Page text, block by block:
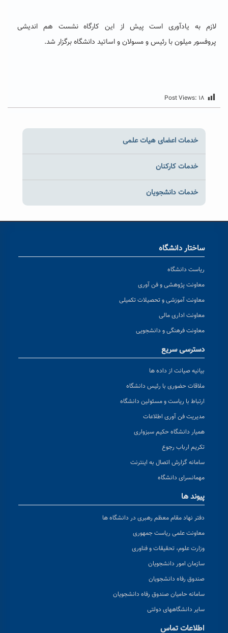
لازم به یادآوری است پیش از این کارگاه نشست هم اندیشی
پروفسور میلون با رئیس و مسولان و اساتید دانشگاه برگزار شد.
Post Views: ۱۸
خدمات اعضای هیات علمی
خدمات کارکنان
خدمات دانشجویان
ساختار دانشگاه
ریاست دانشگاه
معاونت پژوهشی و فن آوری
معاونت آموزشی و تحصیلات تکمیلی
معاونت اداری مالی
معاونت فرهنگی و دانشجویی
دسترسی سریع
بیانیه صیانت از داده ها
ملاقات حضوری با رئیس دانشگاه
ارتباط با ریاست و مسئولین دانشگاه
مدیریت فن آوری اطلاعات
همیار دانشگاه حکیم سبزواری
تکریم ارباب رجوع
سامانه گزارش اتصال به اینترنت
مهمانسرای دانشگاه
پیوند ها
دفتر نهاد مقام معظم رهبری در دانشگاه ها
معاونت علمی ریاست جمهوری
وزارت علوم، تحقیقات و فناوری
سازمان امور دانشجویان
صندوق رفاه دانشجویان
سامانه حامیان صندوق رفاه دانشجویان
سایر دانشگاههای دولتی
اطلاعات تماس